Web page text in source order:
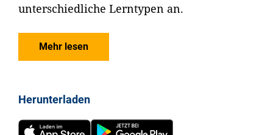
unterschiedliche Lerntypen an.
Mehr lesen
Herunterladen